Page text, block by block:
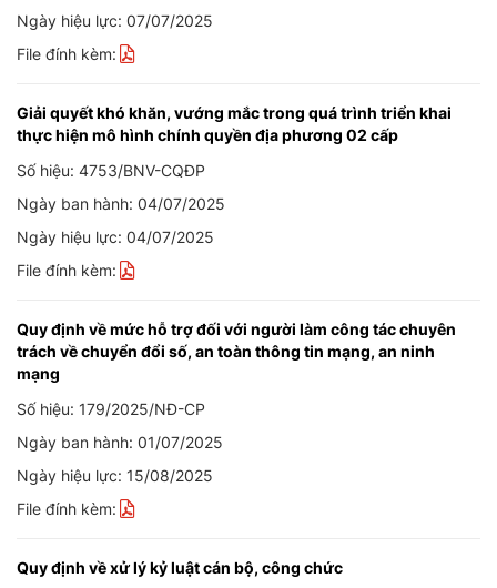
Ngày hiệu lực: 07/07/2025
File đính kèm:
Giải quyết khó khăn, vướng mắc trong quá trình triển khai
thực hiện mô hình chính quyền địa phương 02 cấp
Số hiệu: 4753/BNV-CQĐP
Ngày ban hành: 04/07/2025
Ngày hiệu lực: 04/07/2025
File đính kèm:
Quy định về mức hỗ trợ đối với người làm công tác chuyên
trách về chuyển đổi số, an toàn thông tin mạng, an ninh
mạng
Số hiệu: 179/2025/NĐ-CP
Ngày ban hành: 01/07/2025
Ngày hiệu lực: 15/08/2025
File đính kèm:
Quy định về xử lý kỷ luật cán bộ, công chức